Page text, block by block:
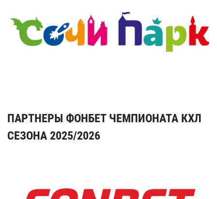
ПАРТНЕРЫ ФОНБЕТ ЧЕМПИОНАТА КХЛ
СЕЗОНА 2025/2026